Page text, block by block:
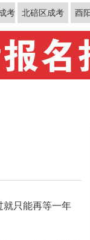
考 北碚区成考 酉
就只能再等一年